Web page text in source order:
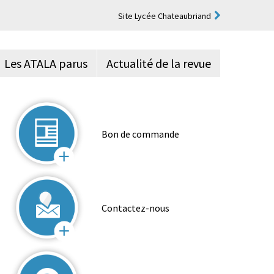
Site Lycée Chateaubriand
Les ATALA parus Actualité de la revue
Bon de commande
Contactez-nous